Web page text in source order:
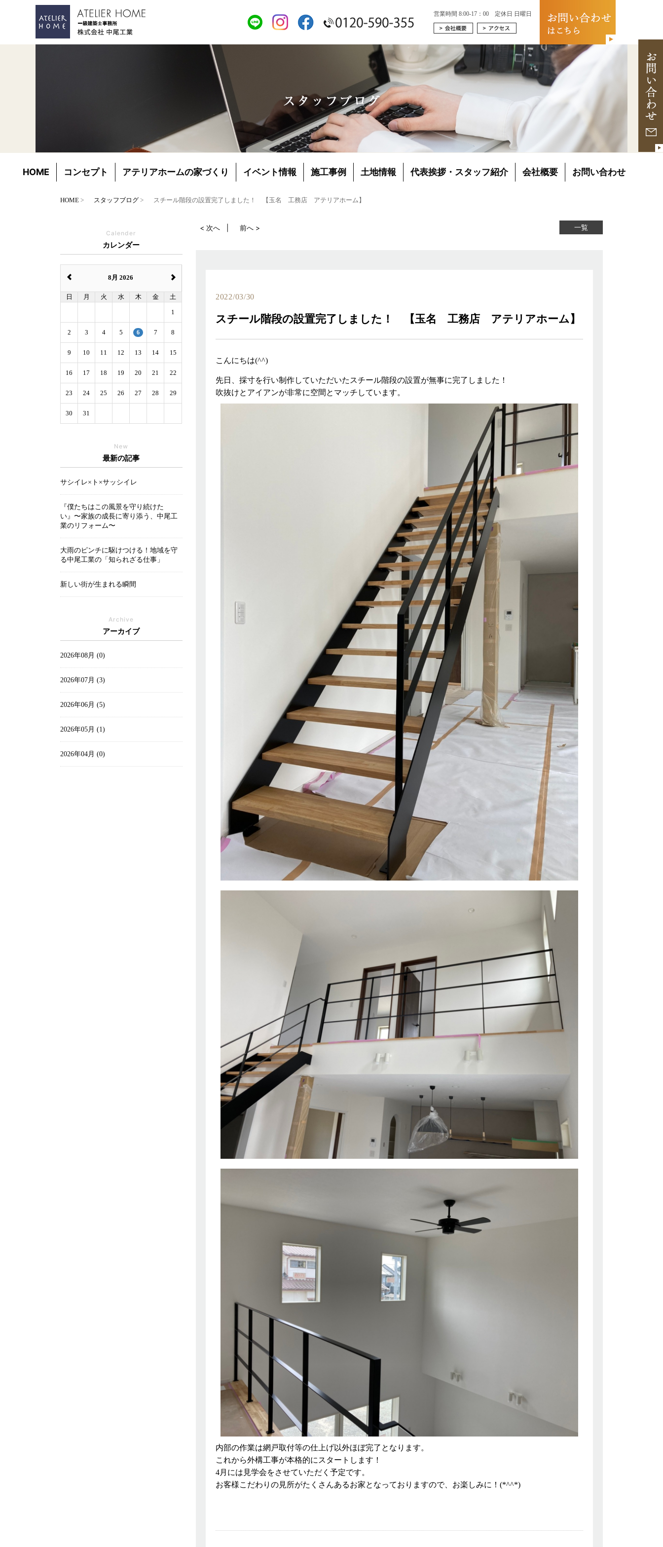
営業時間 8:00-17：00 定休日 日曜日
HOME コンセプト アテリアホームの家づくり イベント情報 施工事例 土地情報 代表挨拶・スタッフ紹介 会社概要 お問い合わせ
HOME スタッフブログ スチール階段の設置完了しました！ 【玉名 工務店 アテリアホーム】
一覧
< 次へ 前へ >
2022/03/30
スチール階段の設置完了しました！ 【玉名 工務店 アテリアホーム】
こんにちは(^^)
先日、採寸を行い制作していただいたスチール階段の設置が無事に完了しました！
吹抜けとアイアンが非常に空間とマッチしています。
内部の作業は網戸取付等の仕上げ以外ほぼ完了となります。
これから外構工事が本格的にスタートします！
4月には見学会をさせていただく予定です。
お客様こだわりの見所がたくさんあるお家となっておりますので、お楽しみに！(*^^*)
Calender
カレンダー
8月 2026
日 月 火 水 木 金 土
1
2 3 4 5 6 7 8
9 10 11 12 13 14 15
16 17 18 19 20 21 22
23 24 25 26 27 28 29
30 31
New
最新の記事
サシイレ×ト×サッシイレ
『僕たちはこの風景を守り続けた
い』〜家族の成長に寄り添う、中尾工
業のリフォーム〜
大雨のピンチに駆けつける！地域を守
る中尾工業の「知られざる仕事」
新しい街が生まれる瞬間
Archive
アーカイブ
2026年08月 (0)
2026年07月 (3)
2026年06月 (5)
2026年05月 (1)
2026年04月 (0)